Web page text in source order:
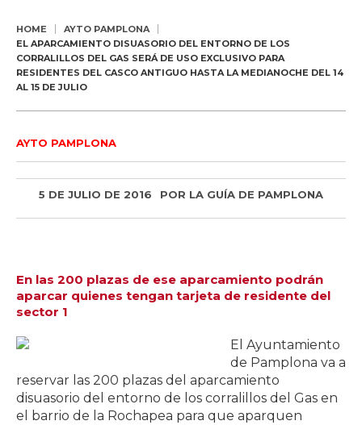
HOME
AYTO PAMPLONA
EL APARCAMIENTO DISUASORIO DEL ENTORNO DE LOS
CORRALILLOS DEL GAS SERÁ DE USO EXCLUSIVO PARA
RESIDENTES DEL CASCO ANTIGUO HASTA LA MEDIANOCHE DEL 14
AL 15 DE JULIO
AYTO PAMPLONA
5 DE JULIO DE 2016 POR LA GUÍA DE PAMPLONA
En las 200 plazas de ese aparcamiento podrán
aparcar quienes tengan tarjeta de residente del
sector 1
El Ayuntamiento
de Pamplona va a
reservar las 200 plazas del aparcamiento
disuasorio del entorno de los corralillos del Gas en
el barrio de la Rochapea para que aparquen